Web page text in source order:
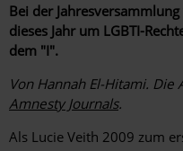
Bei der
dieses Jahr um LGBTI-
dem "I".
Von Hannah El-Hitami.
Amnesty Journals.
Als Lucie Veith 2009 zum